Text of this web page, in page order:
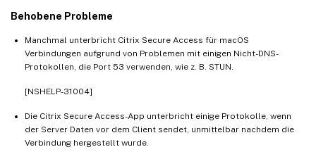
Behobene Probleme
Manchmal unterbricht Citrix Secure Access für macOS
Verbindungen aufgrund von Problemen mit einigen Nicht-DNS-
Protokollen, die Port 53 verwenden, wie z. B. STUN.
[NSHELP-31004]
Die Citrix Secure Access-App unterbricht einige Protokolle, wenn
der Server Daten vor dem Client sendet, unmittelbar nachdem die
Verbindung hergestellt wurde.